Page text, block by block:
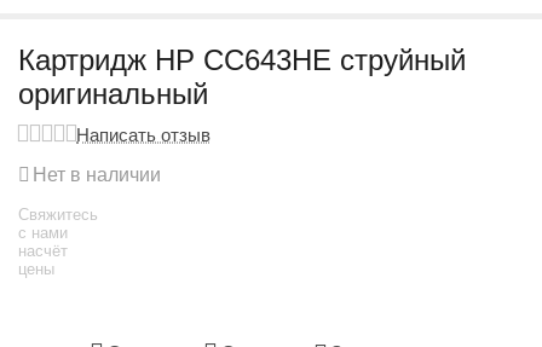
Картридж HP CC643HE струйный
оригинальный
Написать отзыв
Нет в наличии
Свяжитесь
с нами
насчёт
цены